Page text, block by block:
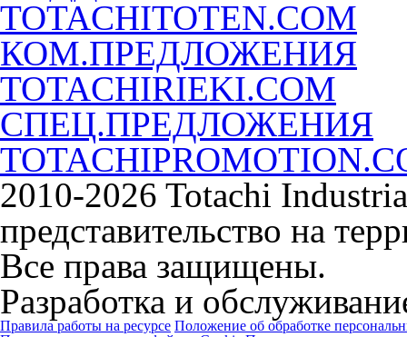
TOTACHITOTEN.COM
КОМ.ПРЕДЛОЖЕНИЯ
TOTACHIRIEKI.COM
СПЕЦ.ПРЕДЛОЖЕНИЯ
2010-2026 Totachi
представительство на
Все права защищены.
Разработка и
Правила работы на ресурсе Положение об обработке